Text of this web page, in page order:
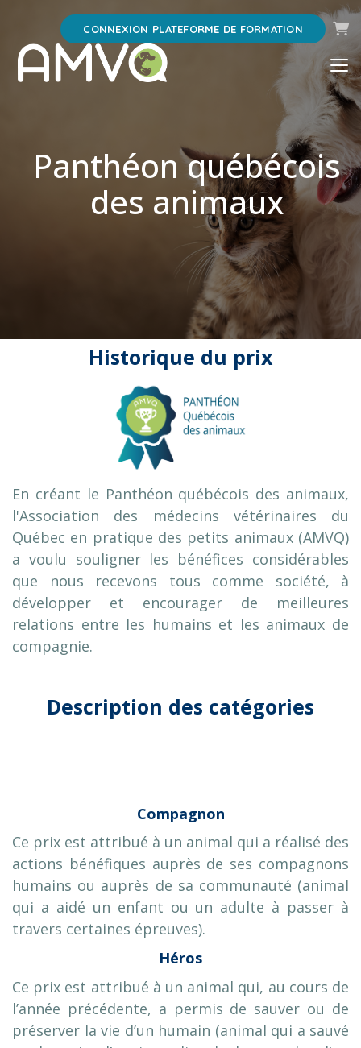
CONNEXION PLATEFORME DE FORMATION
Panthéon québécois
des animaux
Historique du prix
En créant le Panthéon québécois des animaux,
l'Association des médecins vétérinaires du
Québec en pratique des petits animaux (AMVQ)
a voulu souligner les bénéfices considérables
que nous recevons tous comme société, à
développer et encourager de meilleures
relations entre les humains et les animaux de
compagnie.
Description des catégories
Compagnon
Ce prix est attribué à un animal qui a réalisé des
actions bénéfiques auprès de ses compagnons
humains ou auprès de sa communauté (animal
qui a aidé un enfant ou un adulte à passer à
travers certaines épreuves).
Héros
Ce prix est attribué à un animal qui, au cours de
l’année précédente, a permis de sauver ou de
préserver la vie d’un humain (animal qui a sauvé